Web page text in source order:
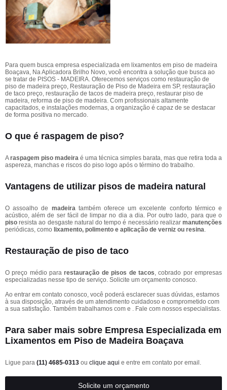
Para quem busca empresa especializada em lixamentos em piso de madeira
Boaçava, Na Aplicadora Brilho Novo, você encontra a solução que busca ao
se tratar de PISOS - MADEIRA. Oferecemos serviços como restauração de
piso de madeira preço, Restauração de Piso de Madeira em SP, restauração
de taco preço, restauração de tacos de madeira preço, restaurar piso de
madeira, reforma de piso de madeira. Com profissionais altamente
capacitados, e instalações modernas, a organização é capaz de se destacar
de forma positiva no mercado.
O que é raspagem de piso?
Araspagem piso madeira é uma técnica simples barata, mas que retira toda a
aspereza, manchas e riscos do piso logo após o término do trabalho.
Vantagens de utilizar pisos de madeira natural
O assoalho de madeiratambém oferece um excelente conforto térmico e
acústico, além de ser fácil de limpar no dia a dia. Por outro lado, para que o
piso resista ao desgaste natural do tempo é necessário realizar manutenções
periódicas, como lixamento, polimento e aplicação de verniz ou resina.
Restauração de piso de taco
O preço médio pararestauração de pisos de tacos, cobrado por empresas
especializadas nesse tipo de serviço. Solicite um orçamento conosco.
Ao entrar em contato conosco, você poderá esclarecer suas dúvidas, estamos
à sua disposição, através de um atendimento cuidadoso e comprometido com
a sua satisfação. Também trabalhamos com e . Fale com nossos especialistas.
Para saber mais sobre Empresa Especializada em
Lixamentos em Piso de Madeira Boaçava
Ligue para (11) 4685-0313 ou clique aqui e entre em contato por email.
Solicite um orçamento